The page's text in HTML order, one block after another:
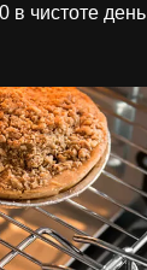
в чистоте